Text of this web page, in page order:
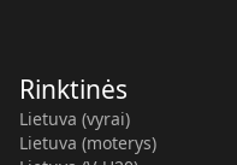
Rinktinės
Lietuva (vyrai)
Lietuva (moterys)